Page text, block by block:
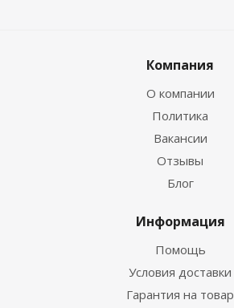
Компания
О компании
Политика
Вакансии
Отзывы
Блог
Информация
Помощь
Условия доставки
Гарантия на товар